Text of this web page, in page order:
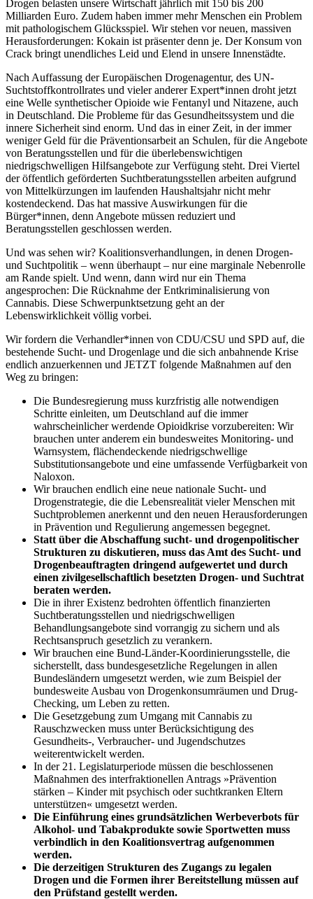
Drogen belasten unsere Wirtschaft jährlich mit 150 bis 200
Milliarden Euro. Zudem haben immer mehr Menschen ein Problem
mit pathologischem Glücksspiel. Wir stehen vor neuen, massiven
Herausforderungen: Kokain ist präsenter denn je. Der Konsum von
Crack bringt unendliches Leid und Elend in unsere Innenstädte.
Nach Auffassung der Europäischen Drogenagentur, des UN-
Suchtstoffkontrollrates und vieler anderer Expert*innen droht jetzt
eine Welle synthetischer Opioide wie Fentanyl und Nitazene, auch
in Deutschland. Die Probleme für das Gesundheitssystem und die
innere Sicherheit sind enorm. Und das in einer Zeit, in der immer
weniger Geld für die Präventionsarbeit an Schulen, für die Angebote
von Beratungsstellen und für die überlebenswichtigen
niedrigschwelligen Hilfsangebote zur Verfügung steht. Drei Viertel
der öffentlich geförderten Suchtberatungsstellen arbeiten aufgrund
von Mittelkürzungen im laufenden Haushaltsjahr nicht mehr
kostendeckend. Das hat massive Auswirkungen für die
Bürger*innen, denn Angebote müssen reduziert und
Beratungsstellen geschlossen werden.
Und was sehen wir? Koalitionsverhandlungen, in denen Drogen-
und Suchtpolitik – wenn überhaupt – nur eine marginale Nebenrolle
am Rande spielt. Und wenn, dann wird nur ein Thema
angesprochen: Die Rücknahme der Entkriminalisierung von
Cannabis. Diese Schwerpunktsetzung geht an der
Lebenswirklichkeit völlig vorbei.
Wir fordern die Verhandler*innen von CDU/CSU und SPD auf, die
bestehende Sucht- und Drogenlage und die sich anbahnende Krise
endlich anzuerkennen und JETZT folgende Maßnahmen auf den
Weg zu bringen:
Die Bundesregierung muss kurzfristig alle notwendigen
Schritte einleiten, um Deutschland auf die immer
wahrscheinlicher werdende Opioidkrise vorzubereiten: Wir
brauchen unter anderem ein bundesweites Monitoring- und
Warnsystem, flächendeckende niedrigschwellige
Substitutionsangebote und eine umfassende Verfügbarkeit von
Naloxon.
Wir brauchen endlich eine neue nationale Sucht- und
Drogenstrategie, die die Lebensrealität vieler Menschen mit
Suchtproblemen anerkennt und den neuen Herausforderungen
in Prävention und Regulierung angemessen begegnet.
Statt über die Abschaffung sucht- und drogenpolitischer
Strukturen zu diskutieren, muss das Amt des Sucht- und
Drogenbeauftragten dringend aufgewertet und durch
einen zivilgesellschaftlich besetzten Drogen- und Suchtrat
beraten werden.
Die in ihrer Existenz bedrohten öffentlich finanzierten
Suchtberatungsstellen und niedrigschwelligen
Behandlungsangebote sind vorrangig zu sichern und als
Rechtsanspruch gesetzlich zu verankern.
Wir brauchen eine Bund-Länder-Koordinierungsstelle, die
sicherstellt, dass bundesgesetzliche Regelungen in allen
Bundesländern umgesetzt werden, wie zum Beispiel der
bundesweite Ausbau von Drogenkonsumräumen und Drug-
Checking, um Leben zu retten.
Die Gesetzgebung zum Umgang mit Cannabis zu
Rauschzwecken muss unter Berücksichtigung des
Gesundheits-, Verbraucher- und Jugendschutzes
weiterentwickelt werden.
In der 21. Legislaturperiode müssen die beschlossenen
Maßnahmen des interfraktionellen Antrags »Prävention
stärken – Kinder mit psychisch oder suchtkranken Eltern
unterstützen« umgesetzt werden.
Die Einführung eines grundsätzlichen Werbeverbots für
Alkohol- und Tabakprodukte sowie Sportwetten muss
verbindlich in den Koalitionsvertrag aufgenommen
werden.
Die derzeitigen Strukturen des Zugangs zu legalen
Drogen und die Formen ihrer Bereitstellung müssen auf
den Prüfstand gestellt werden.